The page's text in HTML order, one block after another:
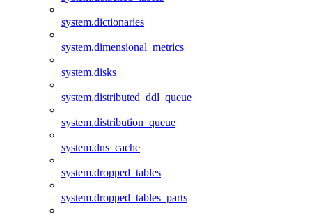
system.dictionaries
system.dimensional_metrics
system.disks
system.distributed_ddl_queue
system.distribution_queue
system.dns_cache
system.dropped_tables
system.dropped_tables_parts